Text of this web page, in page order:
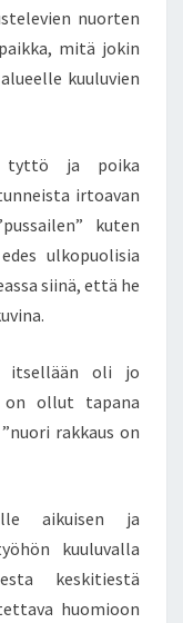
nuorten
mitä jokin
kuuluvien
tyttö ja poika
irtoavan
kuten
ulkopuolisia
siinä, että he
itsellään oli jo
on ollut tapana
rakkaus on
aikuisen ja
kuuluvalla
keskitiestä
huomioon